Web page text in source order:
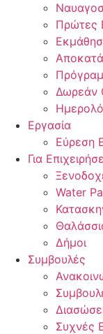
Πρώτες
Δωρεάν
Εργασία
Εύρεση
Για
Water
Δήμοι
Συμβουλές
Συχνές